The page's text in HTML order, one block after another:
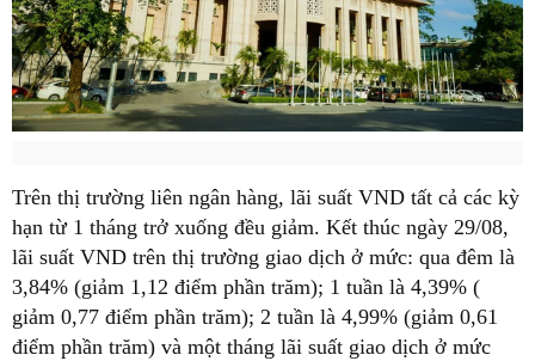
Trên thị trường liên ngân hàng, lãi suất VND tất cả các kỳ
hạn từ 1 tháng trở xuống đều giảm. Kết thúc ngày 29/08,
lãi suất VND trên thị trường giao dịch ở mức: qua đêm là
3,84% (giảm 1,12 điểm phần trăm); 1 tuần là 4,39% (
giảm 0,77 điểm phần trăm); 2 tuần là 4,99% (giảm 0,61
điểm phần trăm) và một tháng lãi suất giao dịch ở mức